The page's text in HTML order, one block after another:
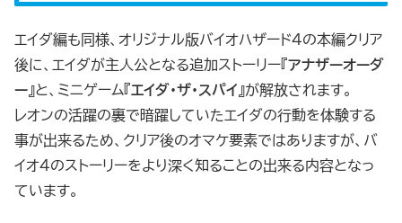
エイダ編も同様、オリジナル版バイオハザード4の本編クリア
後に、エイダが主人公となる追加ストーリー『アナザーオーダ
ー 』と、ミニゲーム『エイダ・ザ・スパイ 』が解放されます。
レオンの活躍の裏で暗躍していたエイダの行動を体験する
事が出来るため、クリア後のオマケ要素ではありますが、バ
イオ4のストーリーをより深く知ることの出来る内容となっ
ています。